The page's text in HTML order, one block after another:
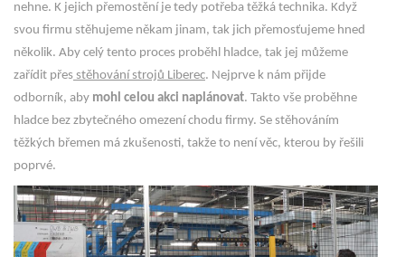
nehne. K jejich přemostění je tedy potřeba těžká technika. Když
svou firmu stěhujeme někam jinam, tak jich přemosťujeme hned
několik. Aby celý tento proces proběhl hladce, tak jej můžeme
zařídit přes stěhování strojů Liberec. Nejprve k nám přijde
odborník, aby mohl celou akci naplánovat. Takto vše proběhne
hladce bez zbytečného omezení chodu firmy. Se stěhováním
těžkých břemen má zkušenosti, takže to není věc, kterou by řešili
poprvé.